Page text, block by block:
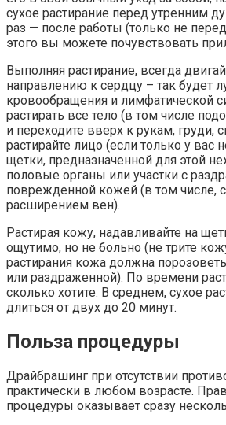
сухое растирание перед утренним
раз — после работы (только не
этого вы можете почувствовать
Выполняя растирание, всегда
направлению к сердцу – так будет
кровообращения и лимфатической
растирать все тело (в том числе
и переходите вверх к рукам, груди,
растирайте лицо (если только у вас
щетки, предназначенной для этой
половые органы или участки с
поврежденной кожей (в том числе,
расширением вен).
Растирая кожу, надавливайте на
ощутимо, но не больно (не трите
растирания кожа должна
или раздраженной). По времени
сколько хотите. В среднем, сухое
длиться от двух до 20 минут.
Польза процедуры
Драйбрашинг при отсутствии
практически в любом возрасте.
процедуры оказывает сразу